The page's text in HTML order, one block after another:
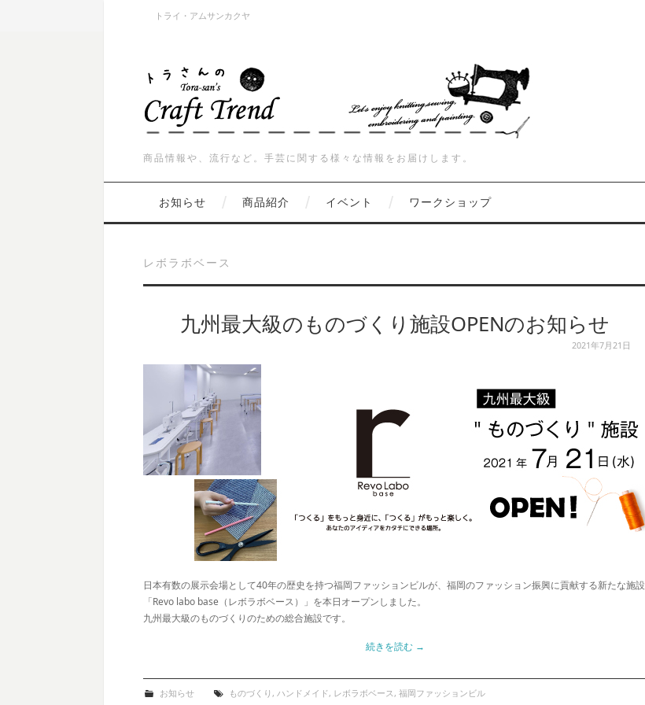
トライ・アムサンカクヤ
商品情報や、流行など。手芸に関する様々な情報をお届けします。
お知らせ 商品紹介 イベント ワークショップ
レボラボベース
九州最大級のものづくり施設OPENのお知らせ
2021年7月21日
日本有数の展示会場として40年の歴史を持つ福岡ファッションビルが、福岡のファッション振興に貢献する新たな施設
「Revo labo base（レボラボベース）」を本日オープンしました。
九州最大級のものづくりのための総合施設です。
続きを読む →
お知らせ ものづくり , ハンドメイド, レボラボベース, 福岡ファッションビル